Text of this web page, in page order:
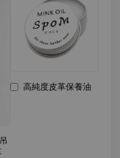
高純度皮革保養油